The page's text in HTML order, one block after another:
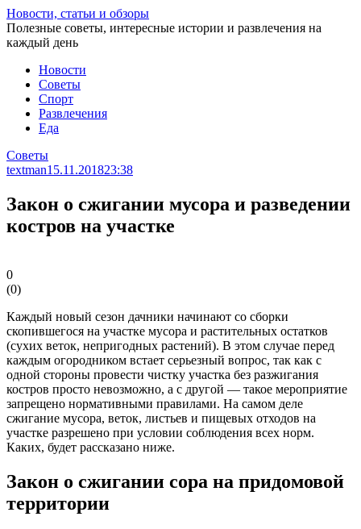
Перейти
к
статье
Новости, статьи и обзоры
Полезные советы, интересные истории и развлечения на
каждый день
Новости
Советы
Спорт
Развлечения
Еда
Советы
textman15.11.201823:38
Закон о сжигании мусора и разведении
костров на участке
0
(0)
Каждый новый сезон дачники начинают со сборки
скопившегося на участке мусора и растительных остатков
(сухих веток, непригодных растений). В этом случае перед
каждым огородником встает серьезный вопрос, так как с
одной стороны провести чистку участка без разжигания
костров просто невозможно, а с другой — такое мероприятие
запрещено нормативными правилами. На самом деле
сжигание мусора, веток, листьев и пищевых отходов на
участке разрешено при условии соблюдения всех норм.
Каких, будет рассказано ниже.
Закон о сжигании сора на придомовой
территории